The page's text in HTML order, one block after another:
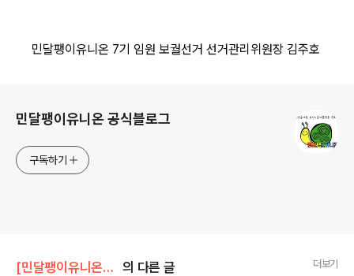
민달팽이유니온 7기 임원 보궐선거 선거관리위원장 김주호
민달팽이유니온 공식블로그
구독하기
[민달팽이유니온]/* 공지사항 의 다른 글 더보기